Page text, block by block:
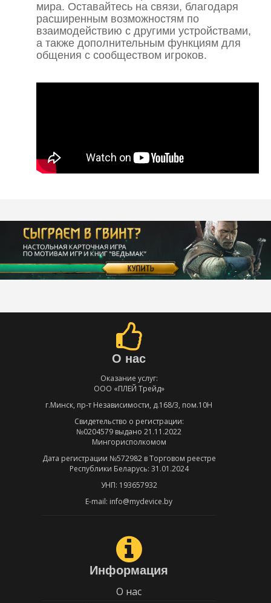
мира. Оставайтесь на связи, благодаря
расширенным возможностям по
взаимодействию с другими устройствами,
а также дополнительным функциям для
общения с сообществом игроков.
О нас
Оказание услуг:
ООО «ПЛЕЙ Трейд»
г.Минск, пр-т Независимости, д.168/3, пом.10Н
Свидетельство о регистрации:
№0204579 выдано 21.11.2022
Мингорисполкомом
Дата регистрации №572982 в Торговом реестре
Республики Беларусь: 31.01.2024
УНП: 193657932
E-mail: info@mydevice.by
Информация
О нас